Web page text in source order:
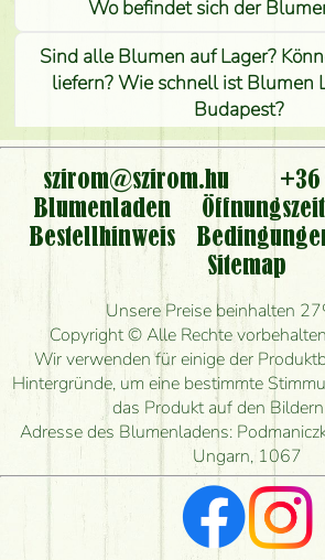
Wo befindet sich der
Sind alle Blumen auf Lager?
liefern? Wie schnell ist Blumen
Budapest?
Ist der Blumenladen non
Kann ich den bestellten
nehmen oder nur per
Ist eine Bestellung für ländliche
Wie lange kann ich heute
bestellen?
Wie schnell können Sie den
herstellen und wann können
liefern?
Ich suche rote Rosen, hast du
Welche Rückmeldungen
szirom@szirom.hu
+36
Blumenladen
Bestellhinweis
Sitemap
Unsere Preise beinhalten
Copyright © Alle Rechte
Wir verwenden für einige der
Hintergründe, um eine bestimmte
das Produkt auf den
Adresse des Blumenladens:
Ungarn, 1067